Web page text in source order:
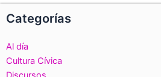
Categorías
Al día
Cultura Cívica